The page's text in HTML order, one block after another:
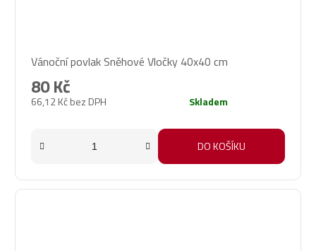
hodnocení
produktu
je
Vánoční povlak Sněhové Vločky 40x40 cm
66,12 Kč bez DPH
80 Kč
Skladem
DO KOŠÍKU